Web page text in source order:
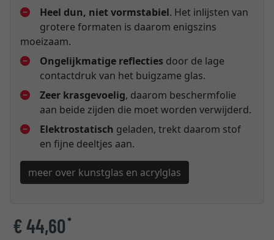
Heel dun, niet vormstabiel. Het inlijsten van
grotere formaten is daarom enigszins
moeizaam.
Ongelijkmatige reflecties door de lage
contactdruk van het buigzame glas.
Zeer krasgevoelig, daarom beschermfolie
aan beide zijden die moet worden verwijderd.
Elektrostatisch geladen, trekt daarom stof
en fijne deeltjes aan.
meer over kunstglas en acrylglas
€ 44,60*